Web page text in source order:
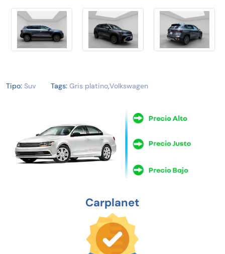
Tipo: Suv Tags: Gris platino,Volkswagen
Carplanet